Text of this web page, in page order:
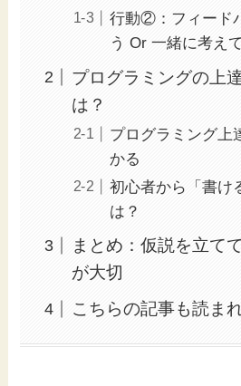
行動②：フィード
う Or 一緒に考え
プログラミングの上
は？
プログラミング上
かる
初心者から「書け
は？
まとめ：仮説を立て
が大切
こちらの記事も読ま